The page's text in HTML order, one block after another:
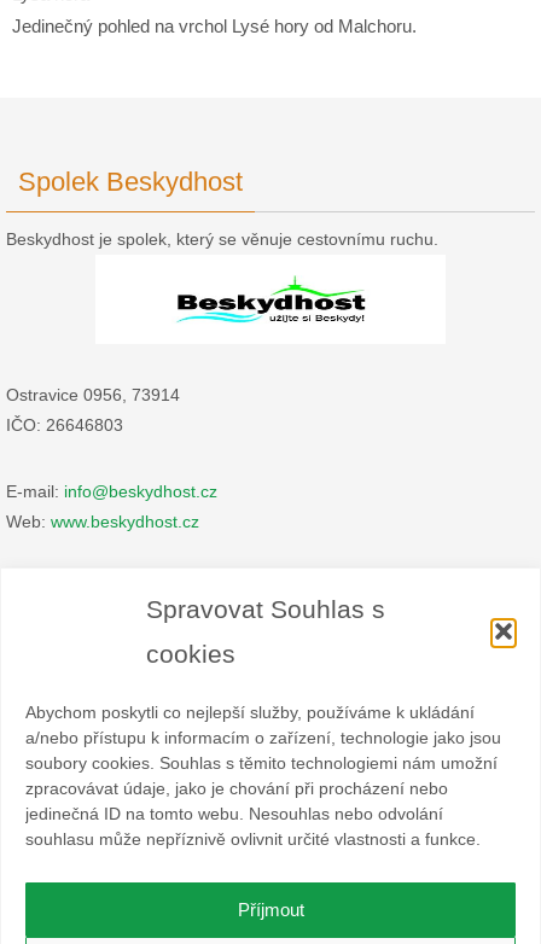
Spravovat Souhlas s
cookies
Abychom poskytli co nejlepší služby, používáme k ukládání
a/nebo přístupu k informacím o zařízení, technologie jako jsou
soubory cookies. Souhlas s těmito technologiemi nám umožní
zpracovávat údaje, jako je chování při procházení nebo
jedinečná ID na tomto webu. Nesouhlas nebo odvolání
souhlasu může nepříznivě ovlivnit určité vlastnosti a funkce.
Příjmout
Jedinečný pohled na vrchol Lysé hory od Malchoru.
Spolek Beskydhost
Beskydhost je spolek, který se věnuje cestovnímu ruchu.
Ostravice 0956, 73914
IČO: 26646803
E-mail: info@beskydhost.cz
Web: www.beskydhost.cz
Spolek BESKYDHOST je dobrovolný svazek fyzických a
právnických osob podnikajících v hostinské živnosti
a příbuzných oborech v oblasti cestovního ruchu. Místem
nad Ostravicí.